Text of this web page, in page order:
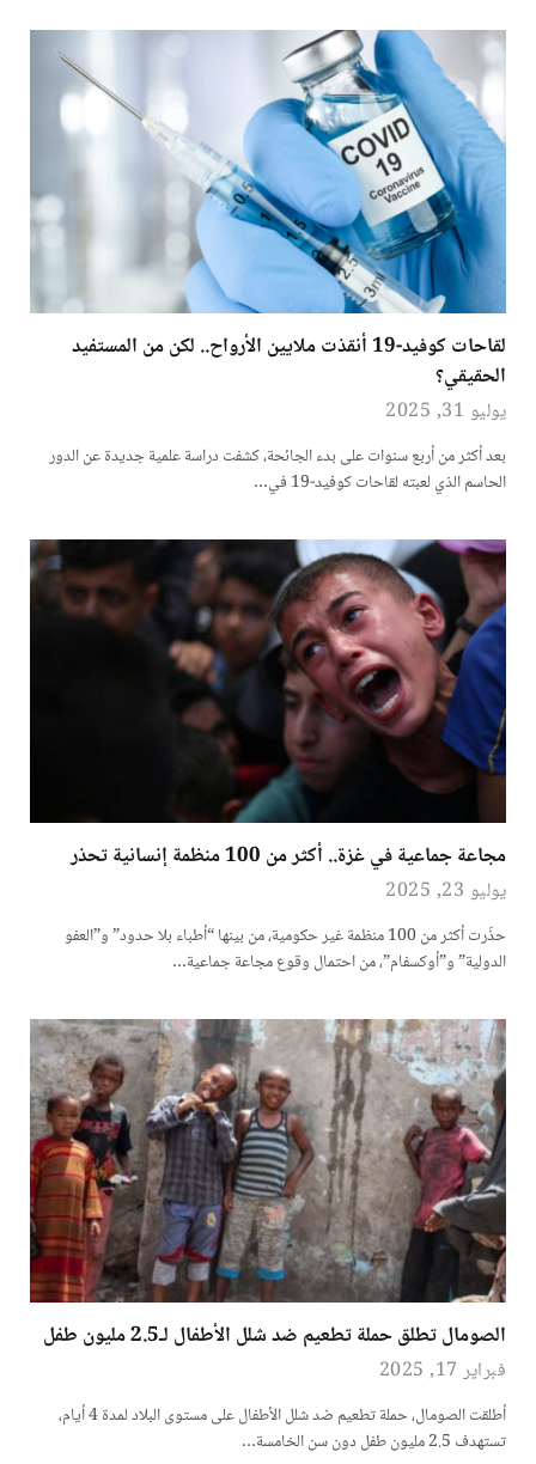
لقاحات كوفيد-19 أنقذت ملايين الأرواح.. لكن من المستفيد
الحقيقي؟
يوليو 31, 2025
بعد أكثر من أربع سنوات على بدء الجائحة، كشفت دراسة علمية جديدة عن الدور
الحاسم الذي لعبته لقاحات كوفيد-19 في…
مجاعة جماعية في غزة.. أكثر من 100 منظمة إنسانية تحذر
يوليو 23, 2025
حذّرت أكثر من 100 منظمة غير حكومية، من بينها “أطباء بلا حدود” و”العفو
الدولية” و”أوكسفام”، من احتمال وقوع مجاعة جماعية…
الصومال تطلق حملة تطعيم ضد شلل الأطفال لـ2.5 مليون طفل
فبراير 17, 2025
أطلقت الصومال، حملة تطعيم ضد شلل الأطفال على مستوى البلاد لمدة 4 أيام،
تستهدف 2.5 مليون طفل دون سن الخامسة…